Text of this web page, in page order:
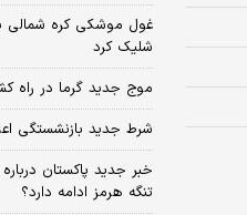
غول موشکی کره شمالی
شلیک کرد
موج جدید گرما در راه
شرط جدید بازنشستگی
خبر جدید پاکستان
تنگه هرمز ادامه دارد؟